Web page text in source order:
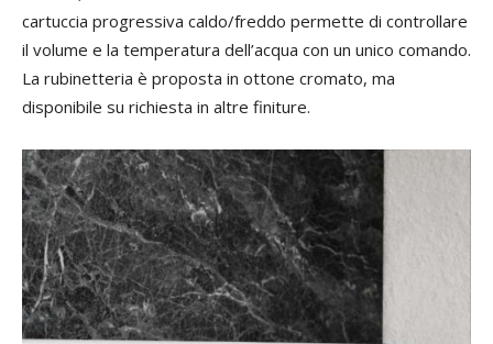
cartuccia progressiva caldo/freddo permette di controllare
il volume e la temperatura dell’acqua con un unico comando.
La rubinetteria è proposta in ottone cromato, ma
disponibile su richiesta in altre finiture.